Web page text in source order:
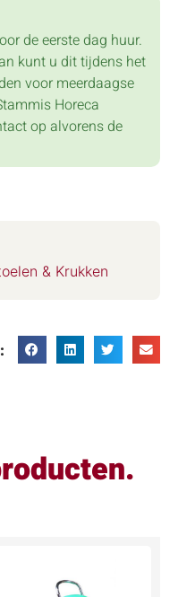
de eerste dag huur.
kunt u dit tijdens het
voor meerdaagse
Horeca
op alvorens de
& Krukken